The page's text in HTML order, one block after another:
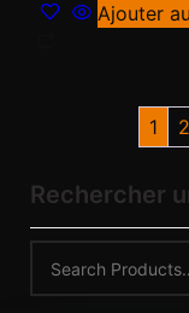
Ajouter
1 2
Rechercher